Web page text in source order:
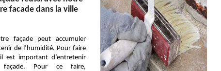
facade dans la ville
façade peut accumuler
de l’humidité. Pour faire
est important d’entretenir
façade. Pour ce faire,